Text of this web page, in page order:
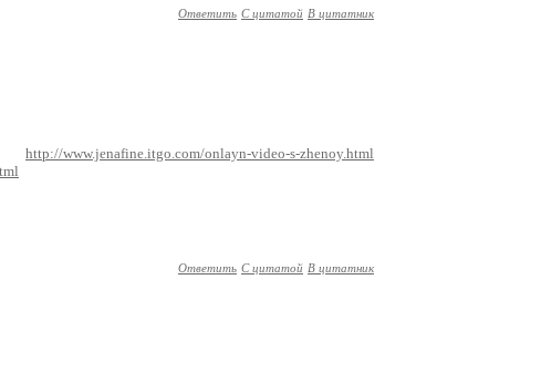
Ответить С цитатой В цитатник
http://www.jenafine.itgo.com/onlayn-video-s-zhenoy.html
Ответить С цитатой В цитатник